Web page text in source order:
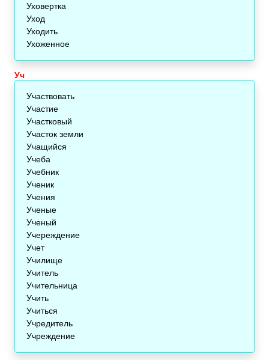
Уховертка
Уход
Уходить
Ухоженное
Уч
Участвовать
Участие
Участковый
Участок земли
Учащийся
Учеба
Учебник
Ученик
Учения
Ученые
Ученый
Учереждение
Учет
Училище
Учитель
Учительница
Учить
Учиться
Учредитель
Учреждение